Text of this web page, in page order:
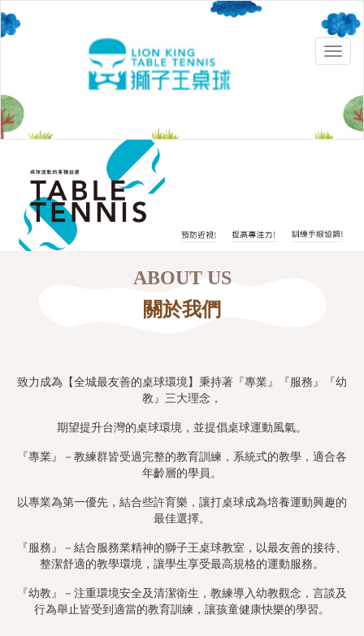
Toggle
ABOUT US
關於我們
致力成為【全城最友善的桌球環境】秉持著『專業』『服務』『幼
教』三大理念，
期望提升台灣的桌球環境，並提倡桌球運動風氣。
『專業』－教練群皆受過完整的教育訓練，系統式的教學，適合各
年齡層的學員。
以專業為第一優先，結合些許育樂，讓打桌球成為培養運動興趣的
最佳選擇。
『服務』－結合服務業精神的獅子王桌球教室，以最友善的接待、
整潔舒適的教學環境，讓學生享受最高規格的運動服務。
『幼教』－注重環境安全及清潔衛生，教練導入幼教觀念，言談及
行為舉止皆受到適當的教育訓練，讓孩童健康快樂的學習。